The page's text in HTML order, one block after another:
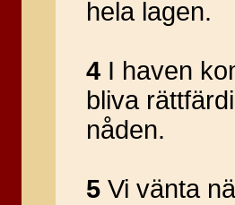
hela lagen.
4 I haven
bliva
nåden.
5 Vi vänta